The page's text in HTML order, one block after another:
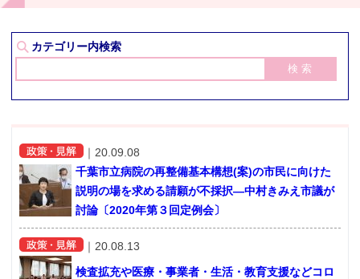
政策・見解
お問い合せ
カテゴリー内検索
｜ 20.09.08
千葉市立病院の再整備基本構想(案)の市民に向けた
説明の場を求める請願が不採択―中村きみえ市議が
討論〔2020年第３回定例会〕
｜ 20.08.13
検査拡充や医療・事業者・生活・教育支援などコロ